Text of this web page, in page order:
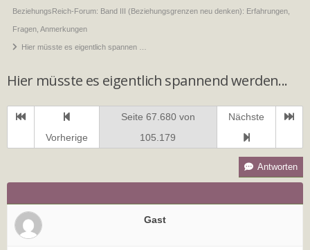
BeziehungsReich-Forum: Band III (Beziehungsgrenzen neu denken): Erfahrungen,
Fragen, Anmerkungen
Hier müsste es eigentlich spannen …
Hier müsste es eigentlich spannend werden...
Vorherige
Seite 67.680 von
105.179
Nächste
Antworten
Gast